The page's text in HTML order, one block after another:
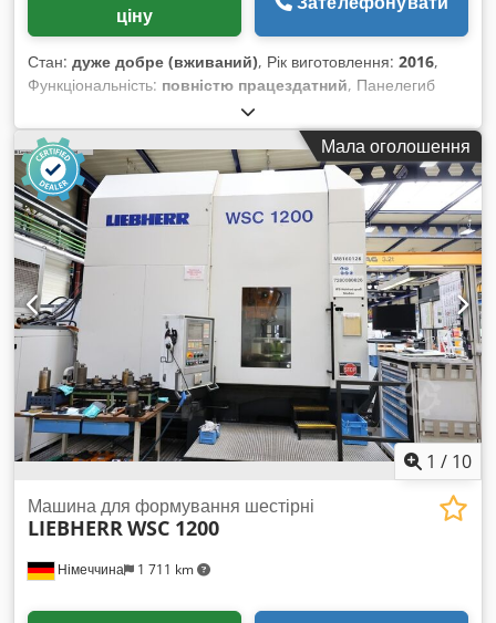
ціну
Стан: дуже добре (вживаний), Рік виготовлення: 2016,
Функціональність: повністю працездатний, Панелегиб
Trumpf модель 7030, рік виготовлення 2016, встановлена у
травні 2017. Машина у повній комплектації з усіма опціями,
включаючи лазерну систему вимірювання кута згину ACB та
систему програмування Tec Zone. Доступна негайно.
Dcodpfx Ajyw Uggjdhek
Мала оголошення
1 / 10
Німеччина 1 711 km
Машина для формування шестірні
LIEBHERRWSC 1200